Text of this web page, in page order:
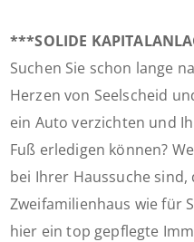
***SOLIDE
Suchen Sie schon lange
Herzen von Seelscheid
ein Auto verzichten und
Fuß erledigen können?
bei Ihrer Haussuche
Zweifamilienhaus wie für
hier ein top gepflegte